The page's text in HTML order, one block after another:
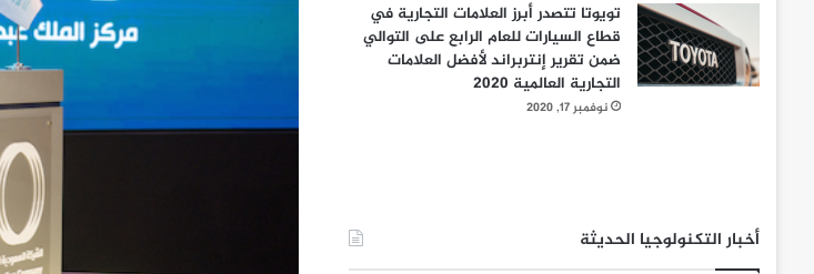
تويوتا تتصدر أبرز العلامات التجارية في
قطاع السيارات للعام الرابع على التوالي
ضمن تقرير إنتربراند لأفضل العلامات
التجارية العالمية 2020
نوفمبر 17, 2020
أخبار التكنولوجيا الحديثة